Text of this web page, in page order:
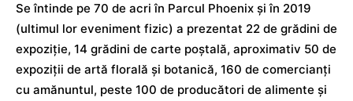
Se întinde pe 70 de acri în Parcul Phoenix și în 2019
(ultimul lor eveniment fizic) a prezentat 22 de grădini de
expoziție, 14 grădini de carte poștală, aproximativ 50 de
expoziții de artă florală și botanică, 160 de comercianți
cu amănuntul, peste 100 de producători de alimente și